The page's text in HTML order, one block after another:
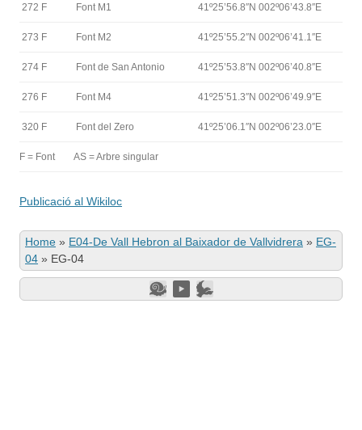
272 F Font M1 41º25’56.8″N 002º06’43.8″E
273 F Font M2 41º25’55.2″N 002º06’41.1″E
274 F Font de San Antonio 41º25’53.8″N 002º06’40.8″E
276 F Font M4 41º25’51.3″N 002º06’49.9″E
320 F Font del Zero 41º25’06.1″N 002º06’23.0″E
F = Font AS = Arbre singular
Publicació al Wikiloc
Home » E04-De Vall Hebron al Baixador de Vallvidrera » EG-
04 » EG-04